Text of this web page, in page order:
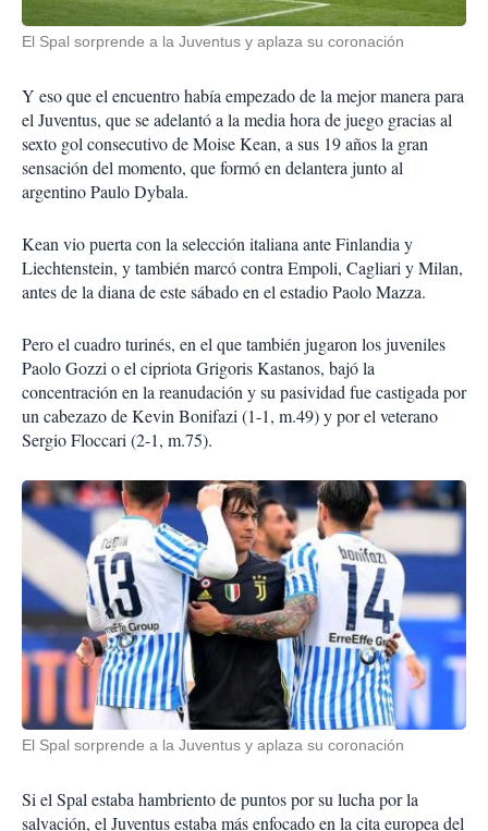
El Spal sorprende a la Juventus y aplaza su coronación
Y eso que el encuentro había empezado de la mejor manera para
el Juventus, que se adelantó a la media hora de juego gracias al
sexto gol consecutivo de Moise Kean, a sus 19 años la gran
sensación del momento, que formó en delantera junto al
argentino Paulo Dybala.
Kean vio puerta con la selección italiana ante Finlandia y
Liechtenstein, y también marcó contra Empoli, Cagliari y Milan,
antes de la diana de este sábado en el estadio Paolo Mazza.
Pero el cuadro turinés, en el que también jugaron los juveniles
Paolo Gozzi o el cipriota Grigoris Kastanos, bajó la
concentración en la reanudación y su pasividad fue castigada por
un cabezazo de Kevin Bonifazi (1-1, m.49) y por el veterano
Sergio Floccari (2-1, m.75).
El Spal sorprende a la Juventus y aplaza su coronación
Si el Spal estaba hambriento de puntos por su lucha por la
salvación, el Juventus estaba más enfocado en la cita europea del